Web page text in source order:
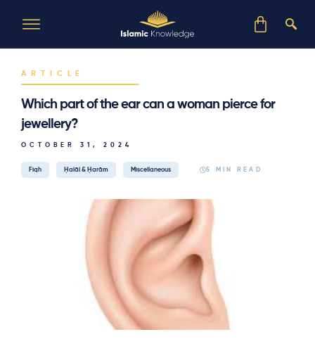
ARTICLE
Which part of the ear can a woman pierce for
jewellery?
OCTOBER 31, 2024
Fiqh Ḥalāl & Ḥarām Miscellaneous 5 MIN READ